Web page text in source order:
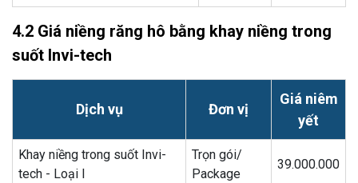
4.2 Giá niềng răng hô bằng khay niềng trong
suốt Invi-tech
Dịch vụ Đơn vị
Giá niêm
yết
Khay niềng trong suốt Invi-
tech - Loại I
Trọn gói/
Package
39.000.000